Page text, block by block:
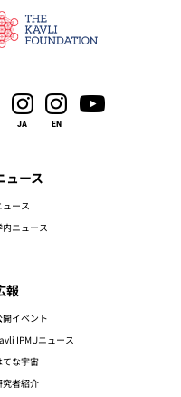
JA EN
ュース
ュース
内ニュース
報
開イベント
IPMUニュース
てな宇宙
究者紹介